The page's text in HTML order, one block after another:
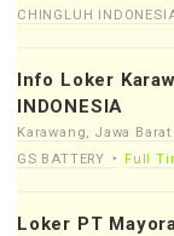
CHINGLUH
Info Loker
INDONESIA
Karawang, Jawa Barat
GS BATTERY
Full
Loker PT